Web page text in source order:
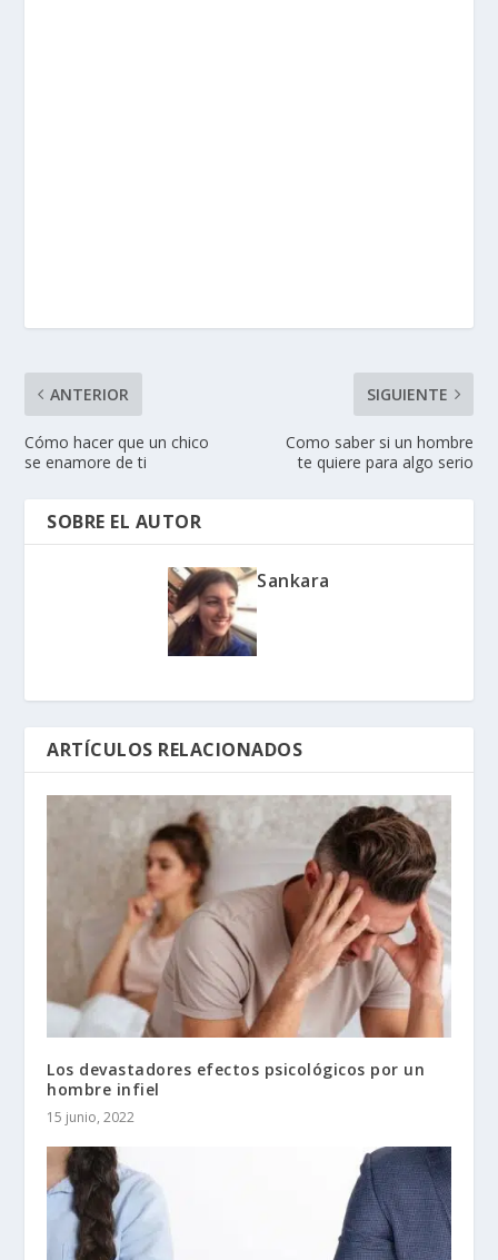
ANTERIOR
Cómo hacer que un chico
se enamore de ti
SIGUIENTE
Como saber si un hombre
te quiere para algo serio
SOBRE EL AUTOR
Sankara
ARTÍCULOS RELACIONADOS
Los devastadores efectos psicológicos por un
hombre infiel
15 junio, 2022